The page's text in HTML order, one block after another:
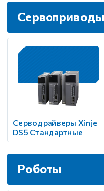
Сервоприводы
Серводрайверы Xinje
DS5 Стандартные
Роботы